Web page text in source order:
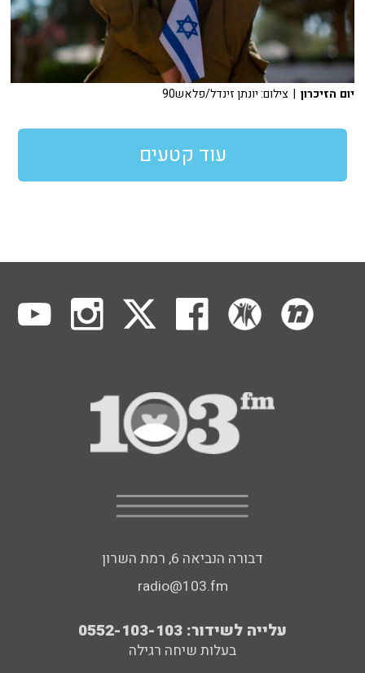
יום הזיכרון | צילום: יונתן זינדל/פלאש90
עוד קטעים
דבורה הנביאה 6, רמת השרון
radio@103.fm
עלייה לשידור: 0552-103-103
בעלות שיחה רגילה